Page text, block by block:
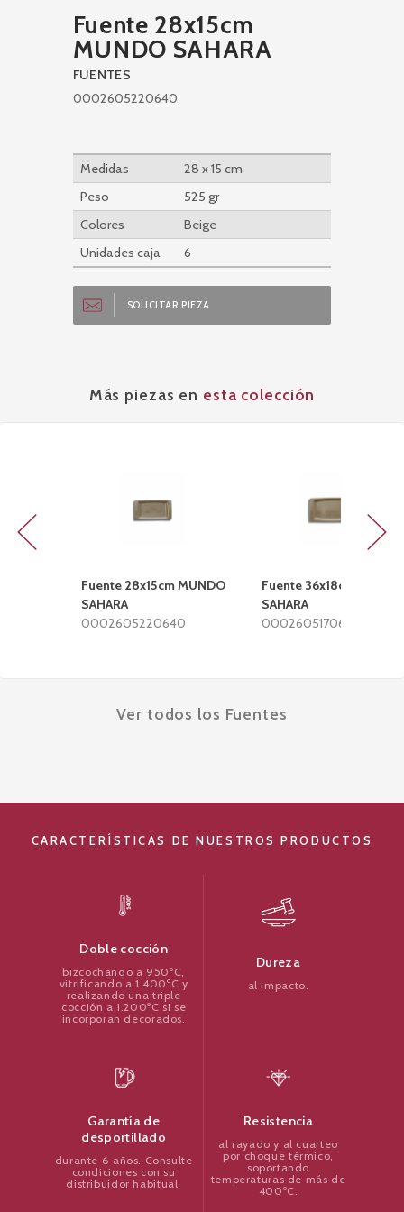
Fuente 28x15cm
MUNDO SAHARA
FUENTES
0002605220640
Medidas
28 x 15 cm
Peso
525 gr
Colores
Beige
Unidades caja
6
SOLICITAR PIEZA
Más piezas en esta colección
Fuente 28x15cm MUNDO
SAHARA
0002605220640
Fuente 36x18cm
SAHARA
000260517064
Ver todos los Fuentes
CARACTERÍSTICAS DE NUESTROS PRODUCTOS
Doble cocción
bizcochando a 950ºC,
vitrificando a 1.400ºC y
realizando una triple
cocción a 1.200ºC si se
incorporan decorados.
Dureza
al impacto.
Garantía de
desportillado
durante 6 años. Consulte
condiciones con su
distribuidor habitual.
Resistencia
al rayado y al cuarteo
por choque térmico,
soportando
temperaturas de más de
400ºC.